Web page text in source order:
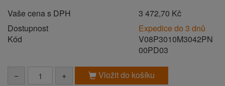
Vaše cena s DPH
3 472,70 Kč
Dostupnost
Expedice do 3 dnů
Kód
V08P3010M3042PN
00PD03
− + Vložit do košíku